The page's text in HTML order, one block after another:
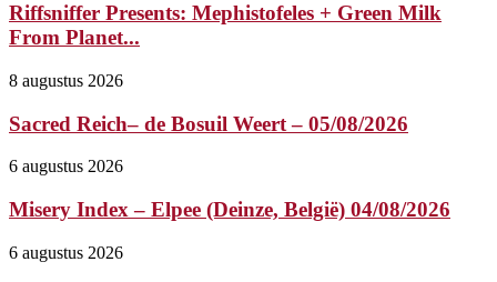
Riffsniffer Presents: Mephistofeles + Green Milk
From Planet...
8 augustus 2026
Sacred Reich– de Bosuil Weert – 05/08/2026
6 augustus 2026
Misery Index – Elpee (Deinze, België) 04/08/2026
6 augustus 2026